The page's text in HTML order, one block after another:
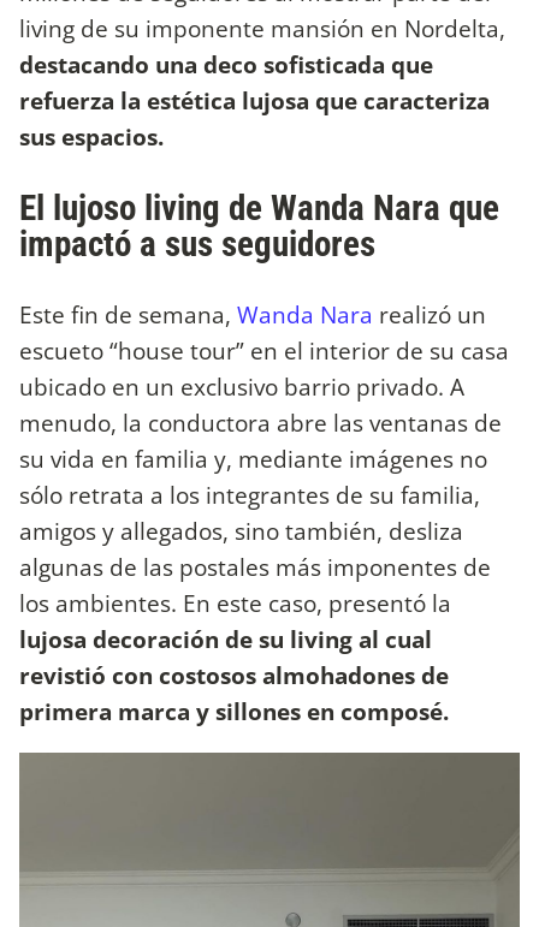
living de su imponente mansión en Nordelta,
destacando una deco sofisticada que
refuerza la estética lujosa que caracteriza
sus espacios.
El lujoso living de Wanda Nara que
impactó a sus seguidores
Este fin de semana, Wanda Nara realizó un
escueto “house tour” en el interior de su casa
ubicado en un exclusivo barrio privado. A
menudo, la conductora abre las ventanas de
su vida en familia y, mediante imágenes no
sólo retrata a los integrantes de su familia,
amigos y allegados, sino también, desliza
algunas de las postales más imponentes de
los ambientes. En este caso, presentó la
lujosa decoración de su living al cual
revistió con costosos almohadones de
primera marca y sillones en composé.